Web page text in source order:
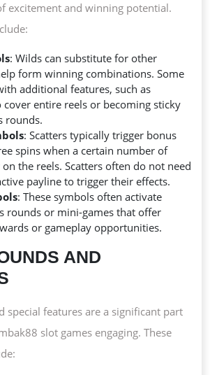
excitement and winning potential.
: Wilds can substitute for other
form winning combinations. Some
additional features, such as
cover entire reels or becoming sticky
rounds.
: Scatters typically trigger bonus
spins when a certain number of
the reels. Scatters often do not need
payline to trigger their effects.
: These symbols often activate
rounds or mini-games that offer
or gameplay opportunities.
AND
special features are a significant part
slot games engaging. These